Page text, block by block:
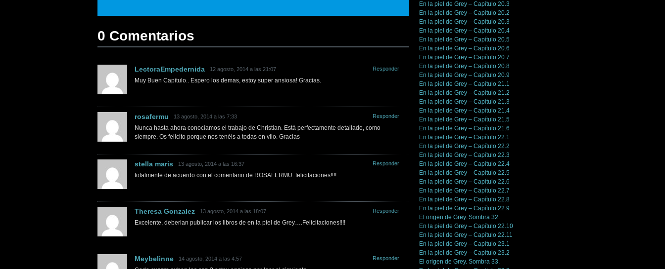
0 Comentarios
LectoraEmpedernida 12 agosto, 2014 a las 21:07
Muy Buen Capitulo.. Espero los demas, estoy super ansiosa! Gracias.
Responder
rosafermu 13 agosto, 2014 a las 7:33
Nunca hasta ahora conocíamos el trabajo de Christian. Está perfectamente detallado, como
siempre. Os felicito porque nos tenéis a todas en vilo. Gracias
Responder
stella maris 13 agosto, 2014 a las 16:37
totalmente de acuerdo con el comentario de ROSAFERMU. felicitaciones!!!!
Responder
Theresa Gonzalez 13 agosto, 2014 a las 18:07
Excelente, deberian publicar los libros de en la piel de Grey….Felicitaciones!!!!
Responder
Meybelinne 14 agosto, 2014 a las 4:57 Responder
En la piel de Grey – Capítulo 20.3
En la piel de Grey – Capítulo 20.2
En la piel de Grey – Capítulo 20.3
En la piel de Grey – Capítulo 20.4
En la piel de Grey – Capítulo 20.5
En la piel de Grey – Capítulo 20.6
En la piel de Grey – Capítulo 20.7
En la piel de Grey – Capítulo 20.8
En la piel de Grey – Capítulo 20.9
En la piel de Grey – Capítulo 21.1
En la piel de Grey – Capítulo 21.2
En la piel de Grey – Capítulo 21.3
En la piel de Grey – Capítulo 21.4
En la piel de Grey – Capítulo 21.5
En la piel de Grey – Capítulo 21.6
En la piel de Grey – Capítulo 22.1
En la piel de Grey – Capítulo 22.2
En la piel de Grey – Capítulo 22.3
En la piel de Grey – Capítulo 22.4
En la piel de Grey – Capítulo 22.5
En la piel de Grey – Capítulo 22.6
En la piel de Grey – Capítulo 22.7
En la piel de Grey – Capítulo 22.8
En la piel de Grey – Capítulo 22.9
El origen de Grey. Sombra 32.
En la piel de Grey – Capítulo 22.10
En la piel de Grey – Capítulo 22.11
En la piel de Grey – Capítulo 23.1
En la piel de Grey – Capítulo 23.2
El origen de Grey. Sombra 33.